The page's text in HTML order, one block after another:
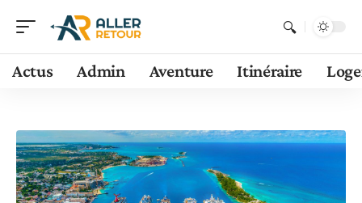
Actus Admin Aventure Itinéraire